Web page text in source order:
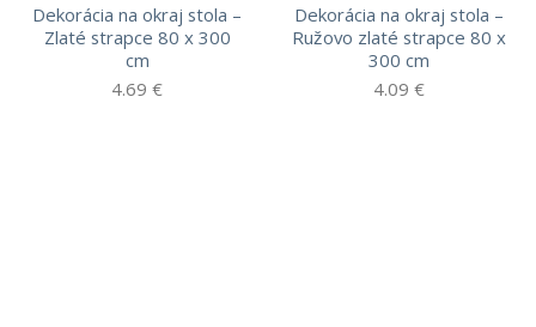
Dekorácia na okraj stola –
Zlaté strapce 80 x 300
cm
4.69 €
Dekorácia na okraj stola –
Ružovo zlaté strapce 80 x
300 cm
4.09 €